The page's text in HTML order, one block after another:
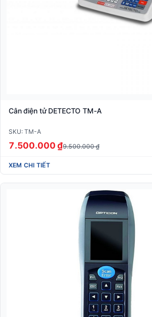
Cân điện tử DETECTO TM-A
SKU: TM-A
7.500.000 ₫9.500.000 ₫
XEM CHI TIẾT